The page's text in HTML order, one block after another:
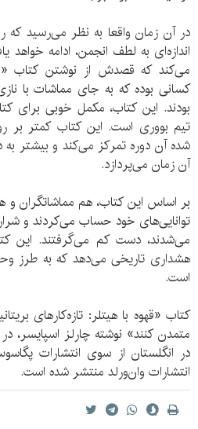
در آن زمان واقعا به نظر می‌رسید که
اندازه‌ای به لطف انجمن، ادامه
می‌کند که قصدش از نوشتن کتاب
کسانی بوده که به جای مماشات با
بودند. این کتاب، مکمل خوبی برای
تیم بووری است. این کتاب کمتر بر
شده آن دوره تمرکز می‌کند و بیشتر به
آن زمان می‌پردازد.
بر اساس این کتاب، هم مماشاتگران و
توانایی‌های خود حساب می‌کردند و
می‌شدند، دست کم می‌گرفتند. این
هشداری تاریخی می‌دهد که به طرز
است.
کتاب «قهوه با هیتلر: تازه‌کارهای
در انگلستان از سوی انتشارات
انتشارات وان‌ورلد منتشر شده است.